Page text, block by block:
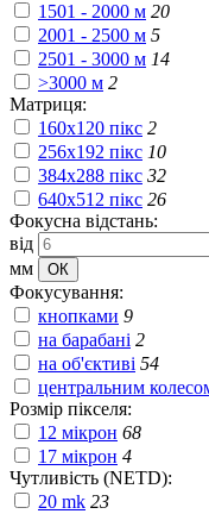
1501 - 2000 м 20
2001 - 2500 м 5
2501 - 3000 м 14
>3000 м 2
Матриця:
160x120 пікс 2
256x192 пікс 10
384x288 пікс 32
640x512 пікс 26
Фокусна відстань:
від
мм
Фокусування:
кнопками 9
на барабані 2
на об'єктиві 54
центральним
Розмір пікселя:
12 мікрон 68
17 мікрон 4
Чутливість (NETD):
20 mk 23